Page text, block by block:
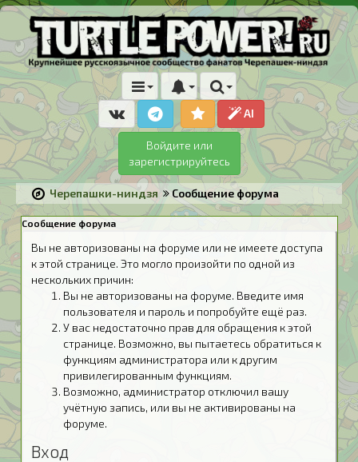
AI
Войдите или
зарегистрируйтесь
Черепашки-ниндзя Сообщение форума
Сообщение форума
Вы не авторизованы на форуме или не имеете доступа
к этой странице. Это могло произойти по одной из
нескольких причин:
Вы не авторизованы на форуме. Введите имя
пользователя и пароль и попробуйте ещё раз.
У вас недостаточно прав для обращения к этой
странице. Возможно, вы пытаетесь обратиться к
функциям администратора или к другим
привилегированным функциям.
Возможно, администратор отключил вашу
учётную запись, или вы не активированы на
форуме.
Вход